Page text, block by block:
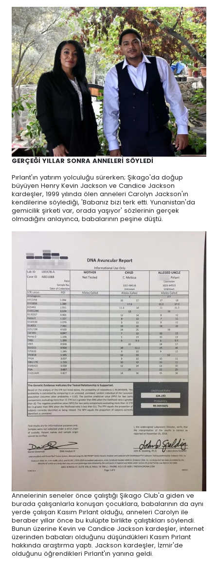
GERÇEĞİ YILLAR SONRA ANNELERİ SÖYLEDİ
Pırlant'ın yatırım yolculuğu sürerken; Şikago'da doğup
büyüyen Henry Kevin Jackson ve Candice Jackson
kardeşler, 1999 yılında ölen anneleri Carolyn Jackson'ın
kendilerine söylediği, 'Babanız bizi terk etti. Yunanistan'da
gemicilik şirketi var, orada yaşıyor' sözlerinin gerçek
olmadığını anlayınca, babalarının peşine düştü.
Annelerinin seneler önce çalıştığı Şikago Club'a giden ve
burada çalışanlarla konuşan çocuklara, babalarının da aynı
yerde çalışan Kasım Pırlant olduğu, anneleri Carolyn ile
beraber yıllar önce bu kulüpte birlikte çalıştıkları söylendi.
Bunun üzerine Kevin ve Candice Jackson kardeşler, internet
üzerinden babaları olduğunu düşündükleri Kasım Pırlant
hakkında araştırma yaptı. Jackson kardeşler, İzmir'de
olduğunu öğrendikleri Pırlant'ın yanına geldi.